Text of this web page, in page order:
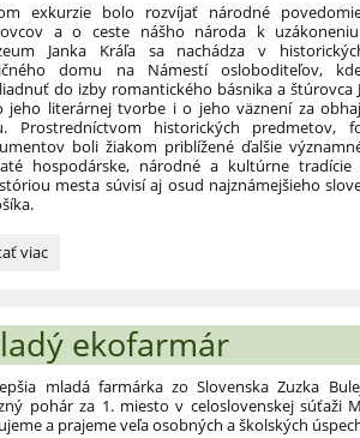
exkurzie bolo rozvíjať národné
a o ceste nášho národa k uzákoneniu
Janka Kráľa sa nachádza v
domu na Námestí osloboditeľov,
do izby romantického básnika a štúrovca
jeho literárnej tvorbe i o jeho väznení za
Prostredníctvom historických predmetov,
boli žiakom priblížené ďalšie
hospodárske, národné a kultúrne tradície
mesta súvisí aj osud najznámejšieho
viac
ekofarmár
mladá farmárka zo Slovenska Zuzka
pohár za 1. miesto v celoslovenskej súťaži
a prajeme veľa osobných a školských